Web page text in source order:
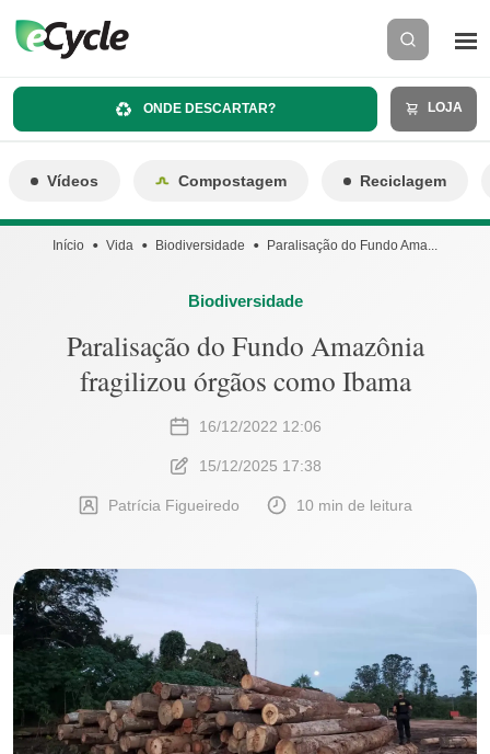
ONDE DESCARTAR? LOJA
Vídeos Compostagem Reciclagem
Início Vida Biodiversidade Paralisação do Fundo Ama...
Biodiversidade
Paralisação do Fundo Amazônia
fragilizou órgãos como Ibama
16/12/2022 12:06
15/12/2025 17:38
Patrícia Figueiredo 10 min de leitura